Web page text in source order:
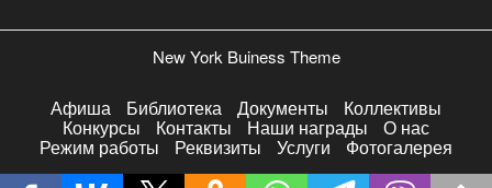
New York Buiness Theme
Афиша Библиотека Документы Коллективы
Конкурсы Контакты Наши награды О нас
Режим работы Реквизиты Услуги Фотогалерея